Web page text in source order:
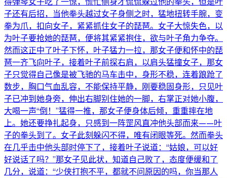
子还有后招，当他拳头越过女子身侧之时，猛地扭转手腕，变
拳为爪，扣向女子，紧紧抓住女子的琵琶。女子大惊失色，以
为叶子要抢她的琵琶，便将其紧紧抱住，欲与叶子角力争夺。
然而这正中了叶子下怀，叶子猛力一拉，那女子便和怀中的琵
琶一齐飞向叶子，接着叶子前探右肩，以肩头猛撞女子，那女
子只觉得自己像是被飞驰的马车击中，身形不稳，连着踉跄了
数步，胸口气血乱容，不能保持平静，刚要稳固身形，只见叶
子已冲到她身旁，伸出右脚别住她的一脚，右掌正对她小腹，
大喝一声“倒！”猛得一推，那女子便身体后倾，重重摔在地
上。她还要挣扎起身，只感到一阵罡风直冲他头部而来——叶
子的拳头到了。女子此刻躲闪不得，唯有闭眼等死。然而拳头
在几乎击中他头部时停下了，接着叶子说道：“姑娘，可以好
好说话了吗？”那女子见此状，知道自己败了，态度便缓和了
几分，说道：“少侠打抱不平，都就不问原因的吗，你当那人